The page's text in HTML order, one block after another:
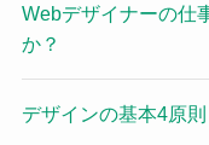
Webデザイナーの仕
か？
デザインの基本4原